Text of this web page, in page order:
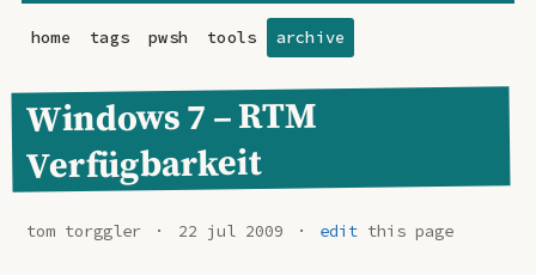
home tags pwsh tools archive
Windows 7 – RTM
Verfügbarkeit
tom torggler 22 jul 2009 edit this page